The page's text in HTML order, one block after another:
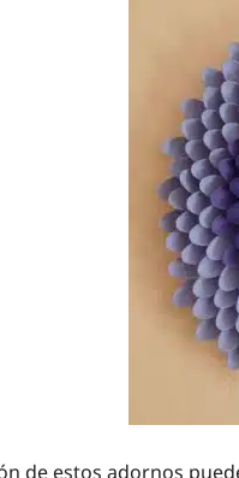
de estos adornos